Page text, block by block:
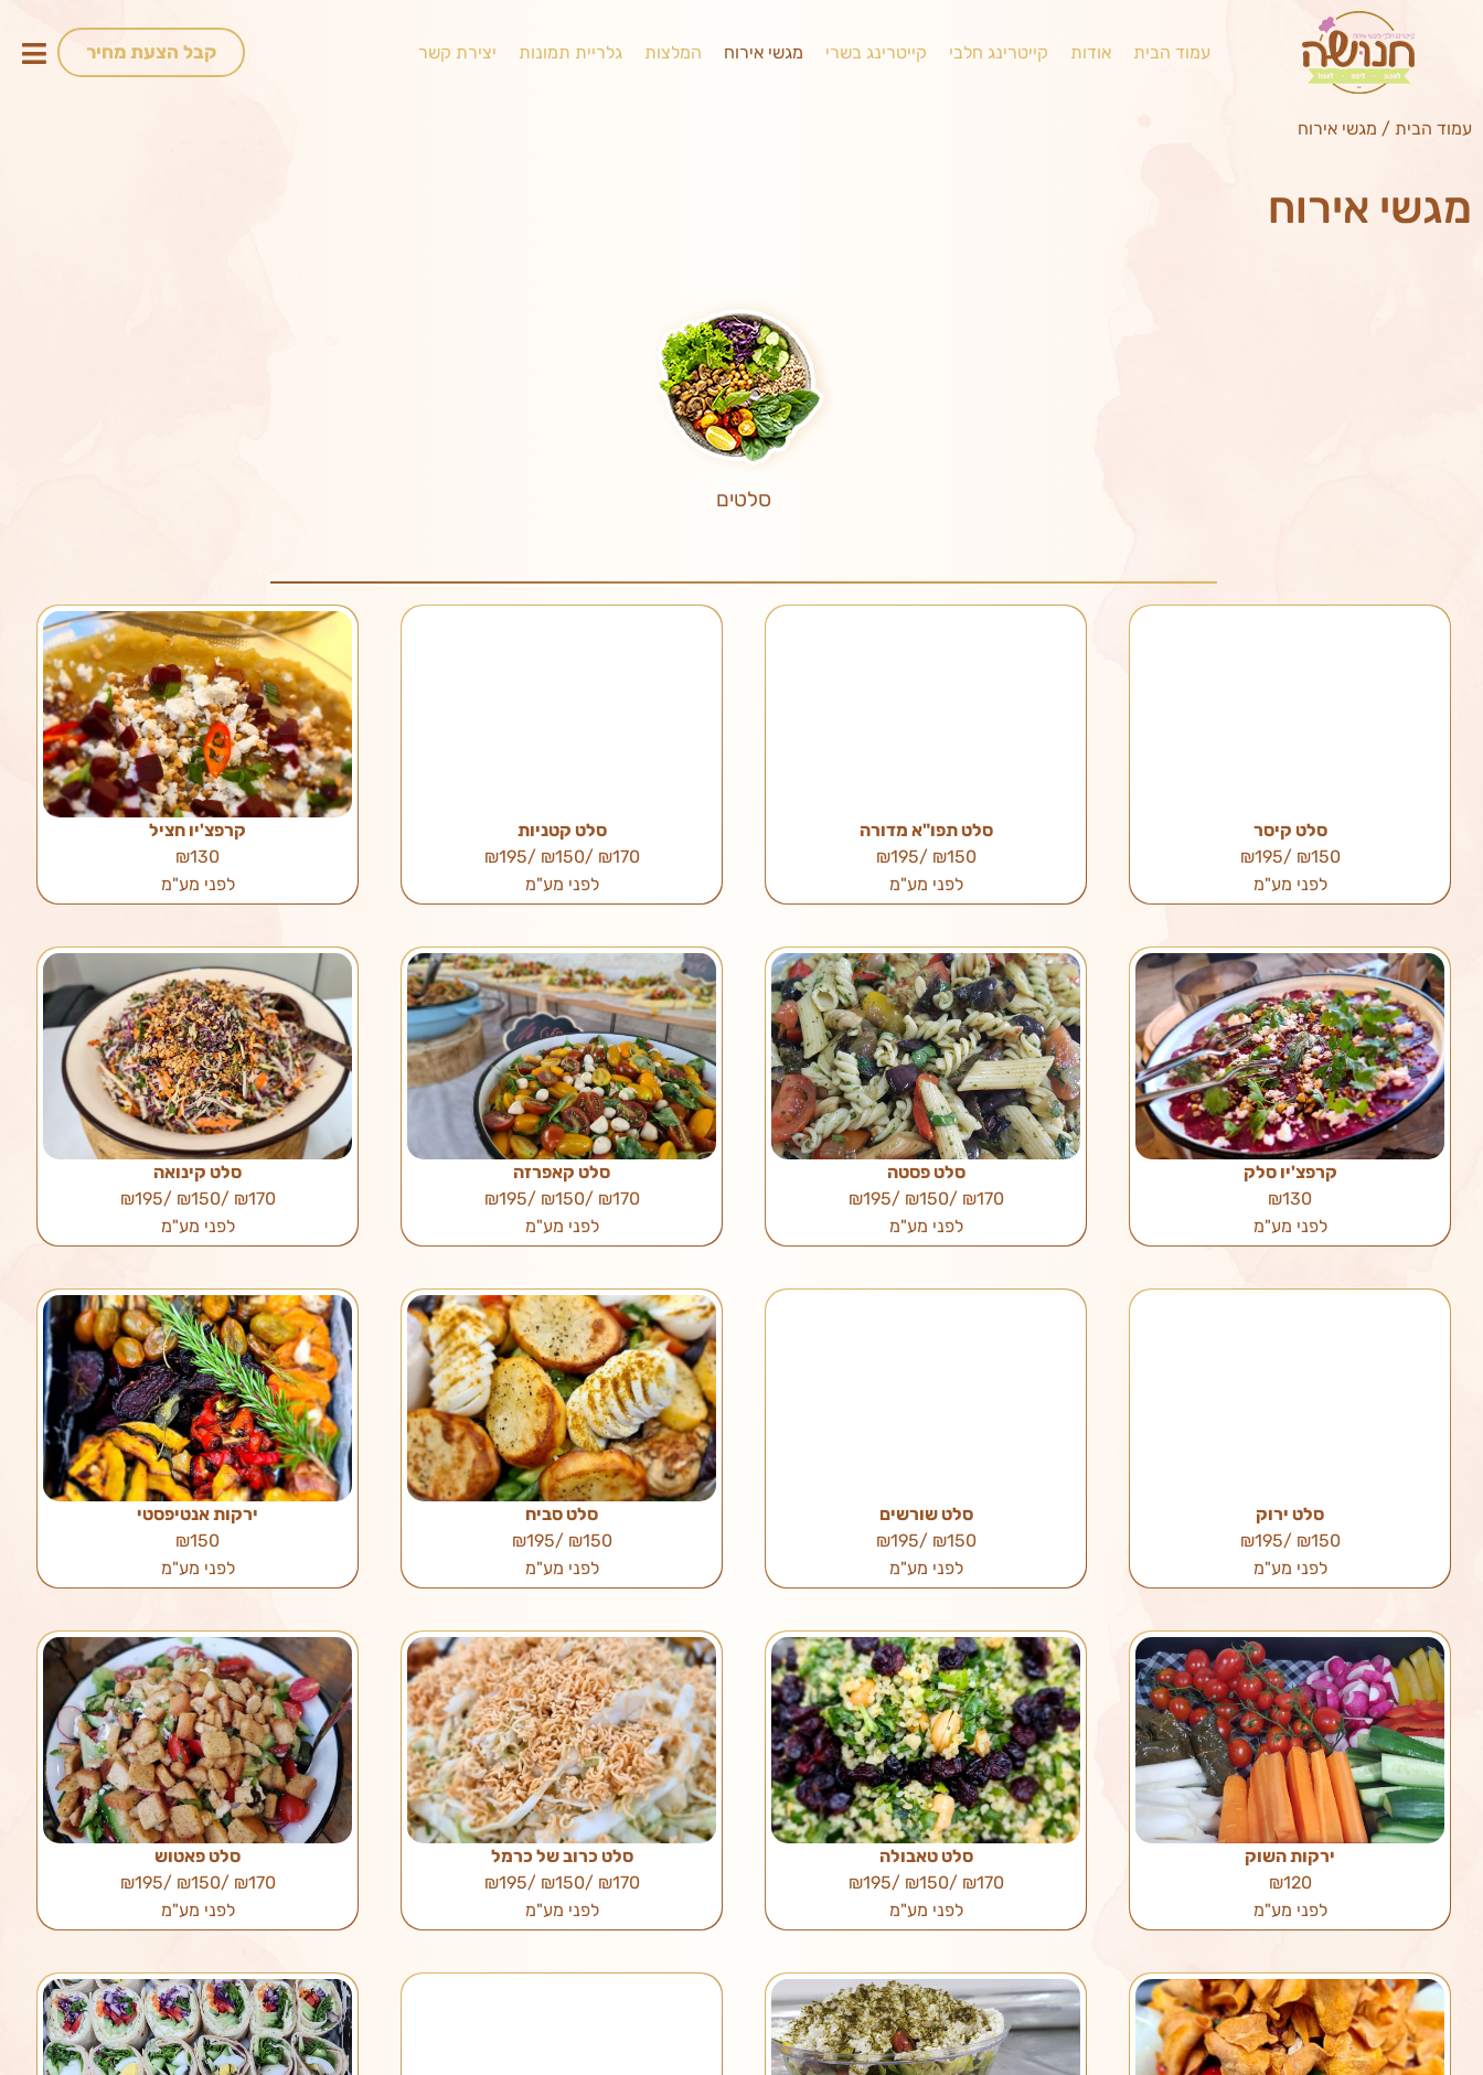
עמוד הבית אודות קייטרינג חלבי קייטרינג בשרי מגשי אירוח המלצות גלריית תמונות יצירת קשר קבל הצעת מחיר
עמוד הבית / מגשי אירוח
מגשי אירוח
סלטים
סלט קיסר
₪150 /₪195
לפני מע"מ
סלט תפו"א מדורה
₪150 /₪195
לפני מע"מ
סלט קטניות
₪170 /₪150 /₪195
לפני מע"מ
קרפצ'יו חציל
₪130
לפני מע"מ
קרפצ'יו סלק
₪130
לפני מע"מ
סלט פסטה
₪170 /₪150 /₪195
לפני מע"מ
סלט קאפרזה
₪170 /₪150 /₪195
לפני מע"מ
סלט קינואה
₪170 /₪150 /₪195
לפני מע"מ
סלט ירוק
₪150 /₪195
לפני מע"מ
סלט שורשים
₪150 /₪195
לפני מע"מ
סלט סביח
₪150 /₪195
לפני מע"מ
ירקות אנטיפסטי
₪150
לפני מע"מ
ירקות השוק
₪120
לפני מע"מ
סלט טאבולה
₪170 /₪150 /₪195
לפני מע"מ
סלט כרוב של כרמל
₪170 /₪150 /₪195
לפני מע"מ
סלט פאטוש
₪170 /₪150 /₪195
לפני מע"מ